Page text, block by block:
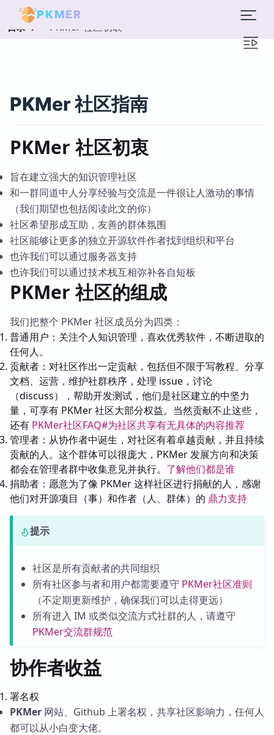
PKMER
目录 PKMer 社区初衷
PKMer 社区指南
PKMer 社区初衷
旨在建立强大的知识管理社区
和一群同道中人分享经验与交流是一件很让人激动的事情
（我们期望也包括阅读此文的你）
社区希望形成互助，友善的群体氛围
社区能够让更多的独立开源软件作者找到组织和平台
也许我们可以通过服务器支持
也许我们可以通过技术栈互相弥补各自短板
PKMer 社区的组成
我们把整个 PKMer 社区成员分为四类：
普通用户：关注个人知识管理，喜欢优秀软件，不断进取的
任何人。
贡献者：对社区作出一定贡献，包括但不限于写教程、分享
文档、运营，维护社群秩序，处理 issue，讨论
（discuss），帮助开发测试，他们是社区建立的中坚力
量，可享有 PKMer 社区大部分权益。当然贡献不止这些，
还有 PKMer社区FAQ#为社区共享有无具体的内容推荐
管理者：从协作者中诞生，对社区有着卓越贡献，并且持续
贡献的人。这个群体可以很庞大，PKMer 发展方向和决策
都会在管理者群中收集意见并执行。 了解他们都是谁
捐助者：愿意为了像 PKMer 这样社区进行捐献的人，感谢
他们对开源项目（事）和作者（人、群体）的 鼎力支持
提示
社区是所有贡献者的共同组织
所有社区参与者和用户都需要遵守 PKMer社区准则
（不定期更新维护，确保我们可以走得更远）
所有进入 IM 或类似交流方式社群的人，请遵守
PKMer交流群规范
协作者收益
署名权
PKMer 网站、Github 上署名权，共享社区影响力，任何人
都可以从小白变大佬。